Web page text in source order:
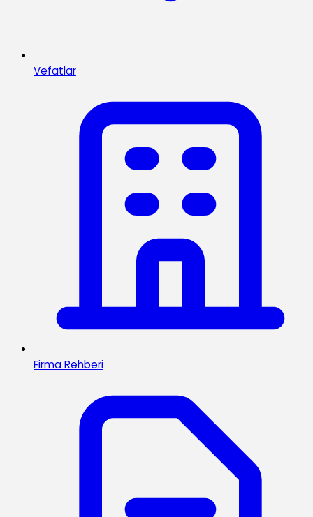
Vefatlar
Firma Rehberi